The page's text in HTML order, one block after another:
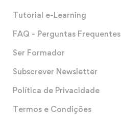
Tutorial e-Learning
FAQ - Perguntas Frequentes
Ser Formador
Subscrever Newsletter
Política de Privacidade
Termos e Condições